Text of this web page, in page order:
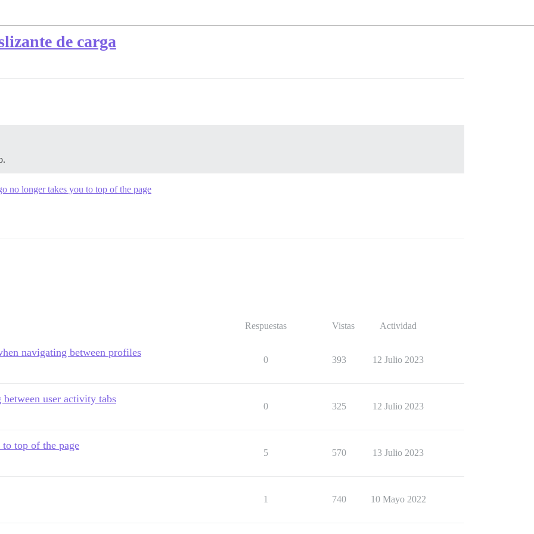
de carga
no longer takes you to top of the page
Respuestas Vistas Actividad
navigating between profiles
0 393 12 Julio 2023
user activity tabs
0 325 12 Julio 2023
top of the page
5 570 13 Julio 2023
1 740 10 Mayo 2022